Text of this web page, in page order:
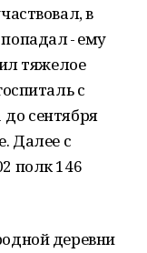
в
- ему
тяжелое
с
сентября
Далее с
полк 146
деревни